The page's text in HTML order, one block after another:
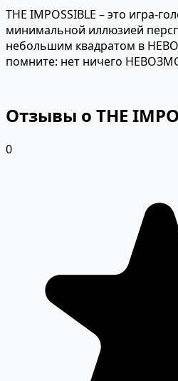
THE IMPOSSIBLE – это игра-
минимальной иллюзией
небольшим квадратом в
помните: нет ничего
Отзывы о THE
0